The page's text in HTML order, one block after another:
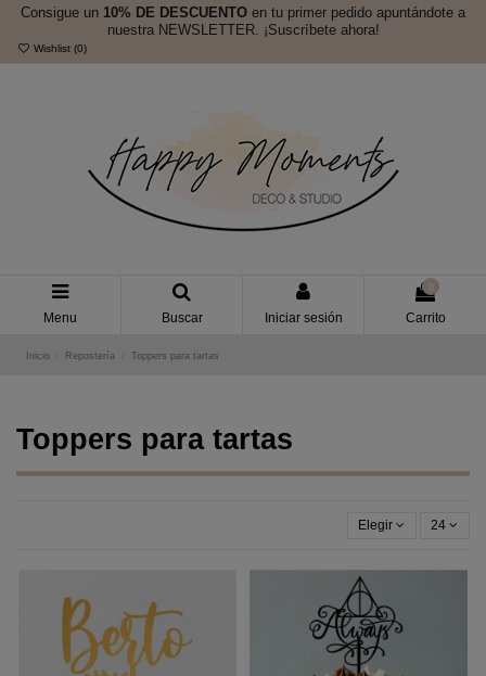
Consigue un 10% DE DESCUENTO en tu primer pedido apuntándote a
nuestra NEWSLETTER. ¡Suscríbete ahora!
Wishlist (0)
Menu Buscar Iniciar sesión Carrito
Inicio Repostería Toppers para tartas
Toppers para tartas
Elegir 24